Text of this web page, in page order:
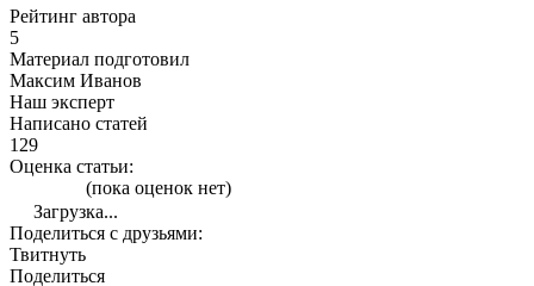
Рейтинг автора
5
Материал подготовил
Максим Иванов
Наш эксперт
Написано статей
129
Оценка статьи:
(пока оценок нет)
Загрузка...
Поделиться с друзьями:
Твитнуть
Поделиться